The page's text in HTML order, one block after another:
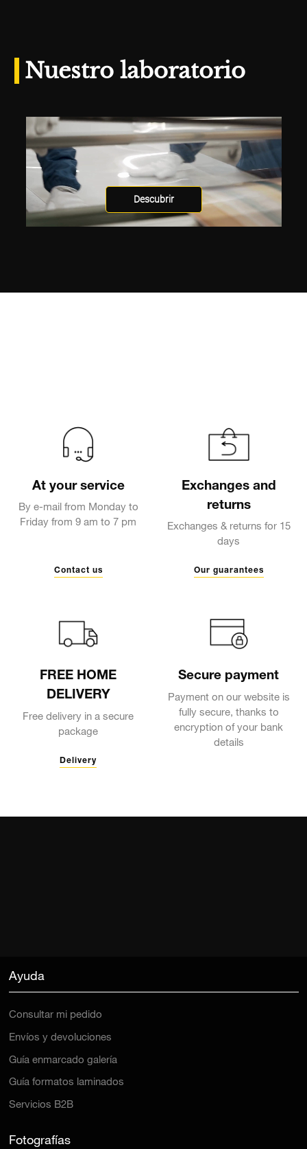
Nuestro laboratorio
Descubrir
At your service
By e-mail from Monday to
Friday from 9 am to 7 pm
Contact us
Exchanges and
returns
Exchanges & returns for 15
days
Our guarantees
FREE HOME
DELIVERY
Free delivery in a secure
package
Delivery
Secure payment
Payment on our website is
fully secure, thanks to
encryption of your bank
details
Ayuda
Consultar mi pedido
Envíos y devoluciones
Guía enmarcado galería
Guía formatos laminados
Servicios B2B
Fotografías